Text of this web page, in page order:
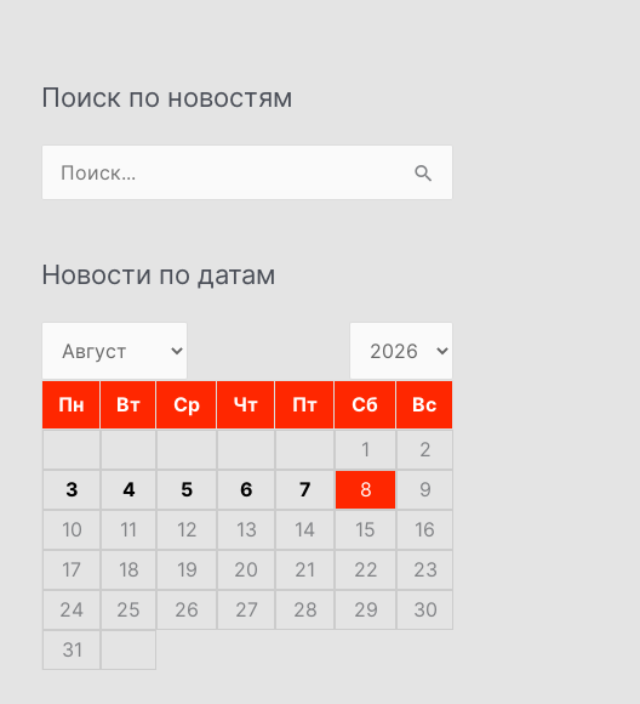
Поиск по новостям
Поиск:
Новости по датам
Пн Вт Ср Чт Пт Сб
Вс
1
2
3
4 5 6 7 8
9
10
11 12 13 14 15
16
17
18 19 20 21 22
23
24
25 26 27 28 29
30
31